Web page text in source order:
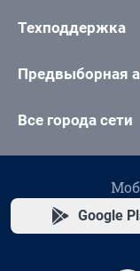
Техподдержка
Предвыборная
Все города сети
Google